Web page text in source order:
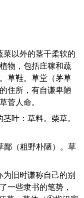
物，包括庄稼和蔬
草鞋。草堂（茅草
住所，有自谦卑陋
菅人命。
一些隶书的笔势，